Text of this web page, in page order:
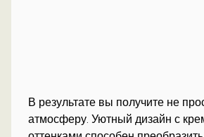
В результате вы получите не
атмосферу. Уютный дизайн с